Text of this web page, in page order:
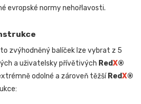
evropské normy nehořlavosti.
zvýhodněný balíček lze vybrat z 5
a uživatelsky přívětivých RedX®
odolné a zároveň těžší RedX®